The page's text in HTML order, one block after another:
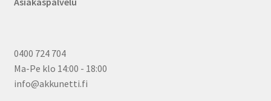
0400 724 704
Ma-Pe klo 14:00 - 18:00
info@akkunetti.fi